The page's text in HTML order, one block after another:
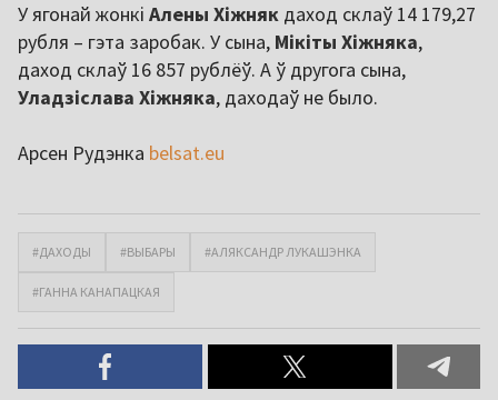
У ягонай жонкі Алены Хіжняк даход склаў 14 179,27
рубля – гэта заробак. У сына, Мікіты Хіжняка,
даход склаў 16 857 рублёў. А ў другога сына,
Уладзіслава Хіжняка, даходаў не было.
Арсен Рудэнка belsat.eu
#ДАХОДЫ #ВЫБАРЫ #АЛЯКСАНДР ЛУКАШЭНКА
#ГАННА КАНАПАЦКАЯ